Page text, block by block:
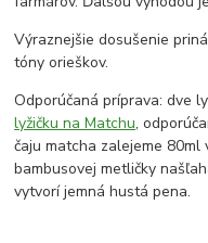
Výraznejšie dosušenie
tóny orieškov.
Odporúčaná príprava: dve
lyžičku na Matchu,
čaju matcha zalejeme 80ml
bambusovej metličky
vytvorí jemná hustá pena.